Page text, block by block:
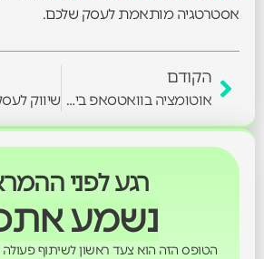
אסטרטגיה מותאמת לעסק שלכם.
הקודם
אוטומציה בוואטסאפ ביזנס – לידים שמסתגרים תוך חמש דקות
רגע לפני
נשמע
הטופס הזה הוא צעד ראשון לשיתוף פעולה